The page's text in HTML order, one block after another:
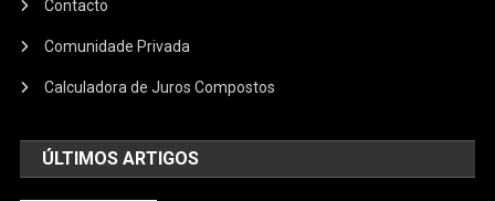
Contacto
Comunidade Privada
Calculadora de Juros Compostos
ÚLTIMOS ARTIGOS